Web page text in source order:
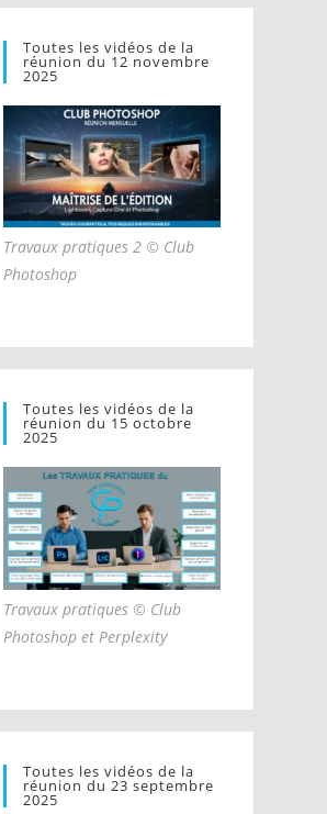
Toutes les vidéos de la
réunion du 12 novembre
2025
Travaux pratiques 2 © Club
Photoshop
Toutes les vidéos de la
réunion du 15 octobre
2025
Travaux pratiques © Club
Photoshop et Perplexity
Toutes les vidéos de la
réunion du 23 septembre
2025